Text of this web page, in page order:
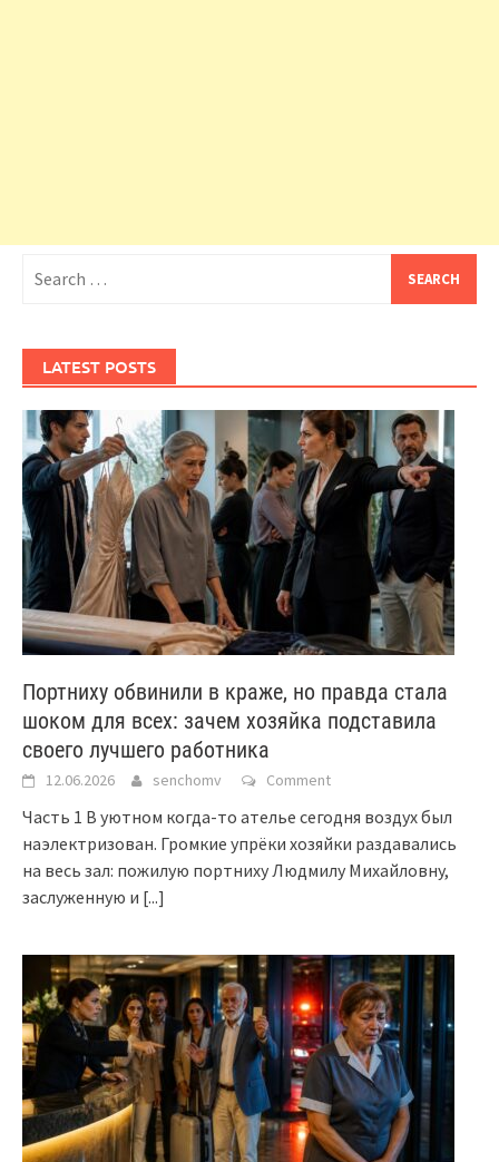
for:
LATEST POSTS
Портниху обвинили в краже, но правда стала
шоком для всех: зачем хозяйка подставила
своего лучшего работника
12.06.2026 senchomv Comment
Часть 1 В уютном когда-то ателье сегодня воздух был
наэлектризован. Громкие упрёки хозяйки раздавались
на весь зал: пожилую портниху Людмилу Михайловну,
заслуженную и [...]